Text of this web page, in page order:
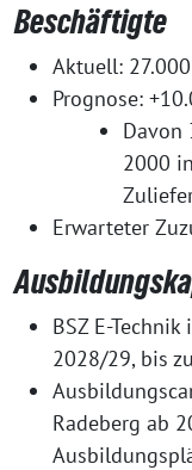
Beschäftigte
Aktuell: 27.000
Prognose:
Davon
2000
Erwarteter
BSZ E-
2028/29, bis
Radeberg ab